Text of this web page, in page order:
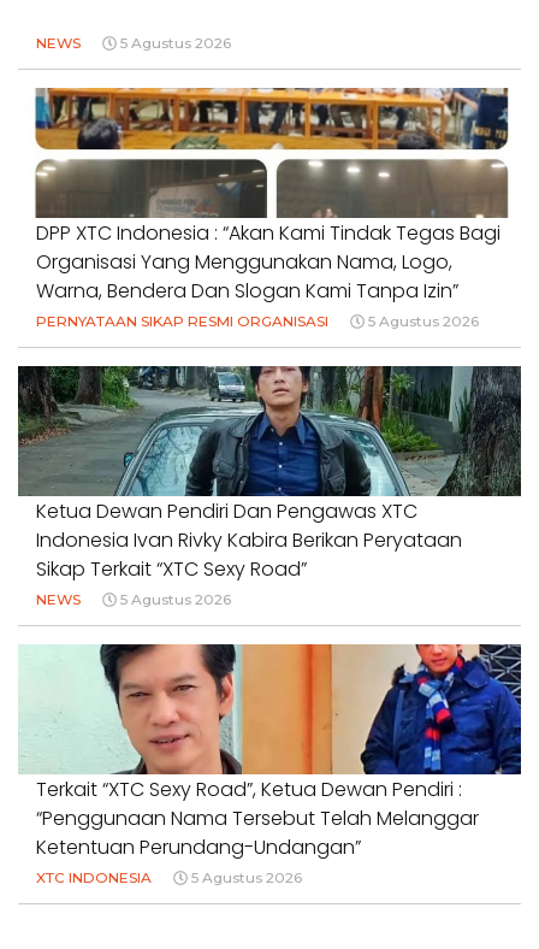
NEWS 5 Agustus 2026
DPP XTC Indonesia : “Akan Kami Tindak Tegas Bagi
Organisasi Yang Menggunakan Nama, Logo,
Warna, Bendera Dan Slogan Kami Tanpa Izin”
PERNYATAAN SIKAP RESMI ORGANISASI 5 Agustus 2026
Ketua Dewan Pendiri Dan Pengawas XTC
Indonesia Ivan Rivky Kabira Berikan Peryataan
Sikap Terkait “XTC Sexy Road”
NEWS 5 Agustus 2026
Terkait “XTC Sexy Road”, Ketua Dewan Pendiri :
“Penggunaan Nama Tersebut Telah Melanggar
Ketentuan Perundang-Undangan”
XTC INDONESIA 5 Agustus 2026